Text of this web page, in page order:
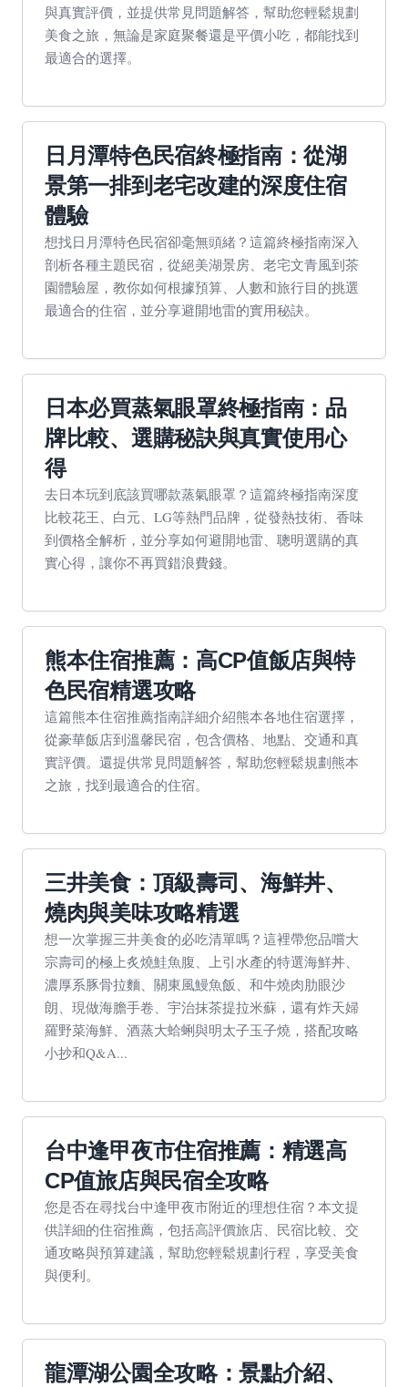
與真實評價，並提供常見問題解答，幫助您輕鬆規劃
美食之旅，無論是家庭聚餐還是平價小吃，都能找到
最適合的選擇。
日月潭特色民宿終極指南：從湖
景第一排到老宅改建的深度住宿
體驗
想找日月潭特色民宿卻毫無頭緒？這篇終極指南深入
剖析各種主題民宿，從絕美湖景房、老宅文青風到茶
園體驗屋，教你如何根據預算、人數和旅行目的挑選
最適合的住宿，並分享避開地雷的實用秘訣。
日本必買蒸氣眼罩終極指南：品
牌比較、選購秘訣與真實使用心
得
去日本玩到底該買哪款蒸氣眼罩？這篇終極指南深度
比較花王、白元、LG等熱門品牌，從發熱技術、香味
到價格全解析，並分享如何避開地雷、聰明選購的真
實心得，讓你不再買錯浪費錢。
熊本住宿推薦：高CP值飯店與特
色民宿精選攻略
這篇熊本住宿推薦指南詳細介紹熊本各地住宿選擇，
從豪華飯店到溫馨民宿，包含價格、地點、交通和真
實評價。還提供常見問題解答，幫助您輕鬆規劃熊本
之旅，找到最適合的住宿。
三井美食：頂級壽司、海鮮丼、
燒肉與美味攻略精選
想一次掌握三井美食的必吃清單嗎？這裡帶您品嚐大
宗壽司的極上炙燒鮭魚腹、上引水產的特選海鮮丼、
濃厚系豚骨拉麵、關東風鰻魚飯、和牛燒肉肋眼沙
朗、現做海膽手卷、宇治抹茶提拉米蘇，還有炸天婦
羅野菜海鮮、酒蒸大蛤蜊與明太子玉子燒，搭配攻略
小抄和Q&A...
台中逢甲夜市住宿推薦：精選高
CP值旅店與民宿全攻略
您是否在尋找台中逢甲夜市附近的理想住宿？本文提
供詳細的住宿推薦，包括高評價旅店、民宿比較、交
通攻略與預算建議，幫助您輕鬆規劃行程，享受美食
與便利。
龍潭湖公園全攻略：景點介紹、